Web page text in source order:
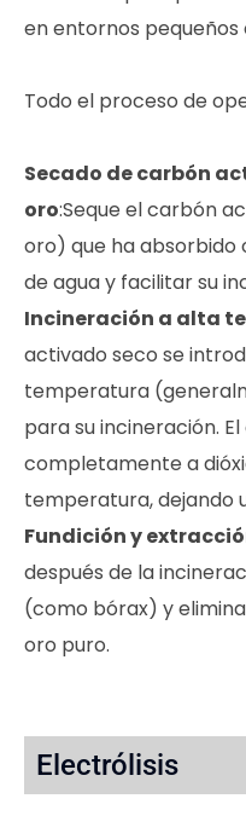
en entornos pequeños
Todo el proceso de
Secado de carbón
oro:Seque el carbón
oro) que ha absorbido
de agua y facilitar su
Incineración a alta
activado seco se
temperatura
para su incineración.
completamente a
temperatura, dejando
Fundición y
después de la
(como bórax) y
oro puro.
Electrólisis